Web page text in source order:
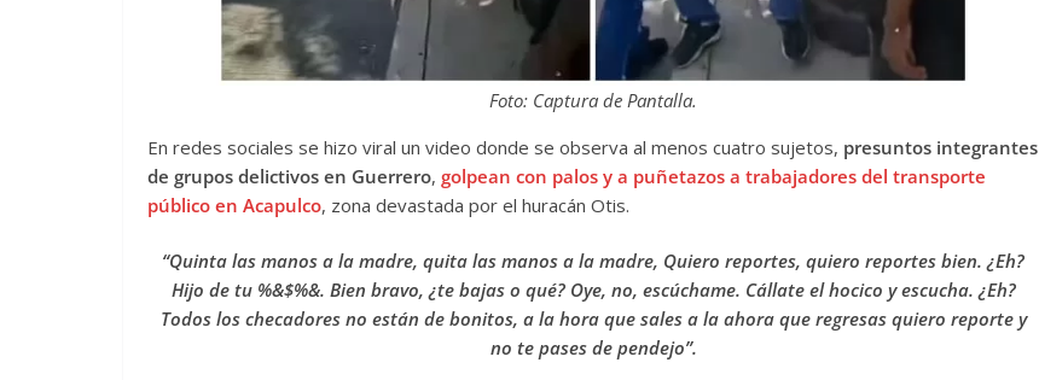
Foto: Captura de Pantalla.
En redes sociales se hizo viral un video donde se observa al menos cuatro sujetos, presuntos integrantes
de grupos delictivos en Guerrero, golpean con palos y a puñetazos a trabajadores del transporte
público en Acapulco, zona devastada por el huracán Otis.
“Quinta las manos a la madre, quita las manos a la madre, Quiero reportes, quiero reportes bien. ¿Eh?
Hijo de tu %&$%&. Bien bravo, ¿te bajas o qué? Oye, no, escúchame. Cállate el hocico y escucha. ¿Eh?
Todos los checadores no están de bonitos, a la hora que sales a la ahora que regresas quiero reporte y
no te pases de pendejo”.